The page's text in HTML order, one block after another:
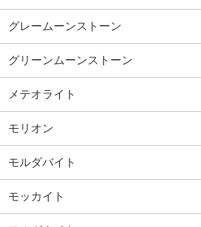
グレームーンストーン
グリーンムーンストーン
メテオライト
モリオン
モルダバイト
モッカイト